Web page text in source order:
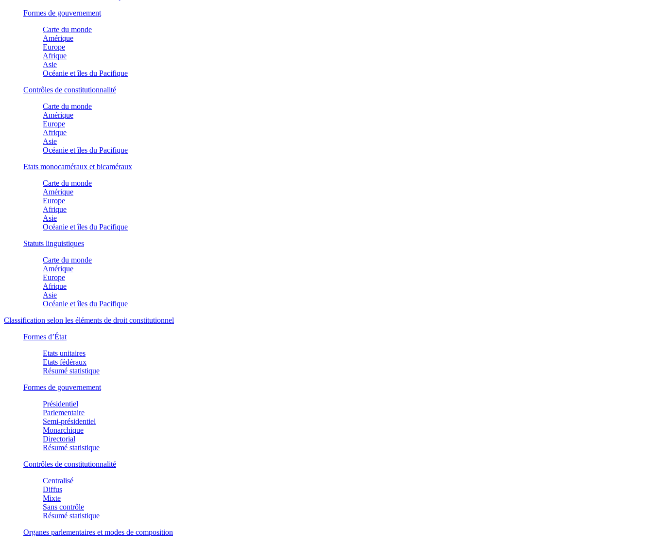
Formes de gouvernement
Carte du monde
Amérique
Europe
Afrique
Asie
Océanie et îles du Pacifique
Contrôles de constitutionnalité
Carte du monde
Amérique
Europe
Afrique
Asie
Océanie et îles du Pacifique
Etats monocaméraux et bicaméraux
Carte du monde
Amérique
Europe
Afrique
Asie
Océanie et îles du Pacifique
Statuts linguistiques
Carte du monde
Amérique
Europe
Afrique
Asie
Océanie et îles du Pacifique
Classification selon les éléments de droit constitutionnel
Formes d’État
Etats unitaires
Etats fédéraux
Résumé statistique
Formes de gouvernement
Présidentiel
Parlementaire
Semi-présidentiel
Monarchique
Directorial
Résumé statistique
Contrôles de constitutionnalité
Centralisé
Diffus
Mixte
Sans contrôle
Résumé statistique
Organes parlementaires et modes de composition